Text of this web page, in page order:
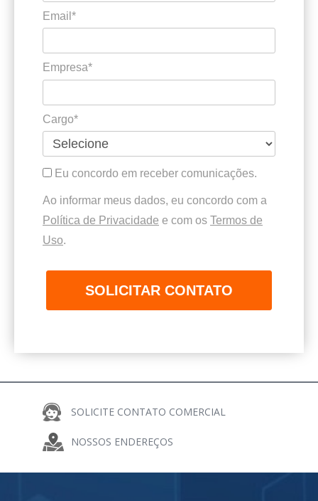
Email*
Empresa*
Cargo*
Eu concordo em receber comunicações.
Ao informar meus dados, eu concordo com a
Política de Privacidade e com os Termos de
Uso.
SOLICITAR CONTATO
SOLICITE CONTATO COMERCIAL
NOSSOS ENDEREÇOS